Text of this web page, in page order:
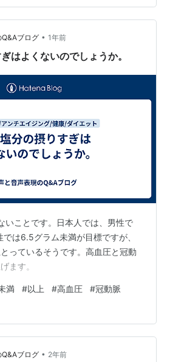
、オネェとぼうやが図と会話でわ
くわよ📏🧠💡 算数の図鑑: 小学生
&図形センスをみがく (子供の科学
オネェさん、“18歳未満は入場でき
ブログ • 1年前
はよくないのでしょうか。
いことです。日本人では、男性で
は6.5グラム未満が目標ですが、
っているそうです。高血圧と冠動
ます。
満 #以上 #高血圧 #冠動脈
ブログ • 2年前